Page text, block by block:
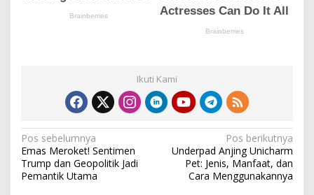
Ikuti Kami
N
a
v
Pos sebelumnya
Emas Meroket! Sentimen
Trump dan Geopolitik Jadi
Pemantik Utama
Pos berikutnya
Underpad Anjing Unicharm
Pet: Jenis, Manfaat, dan
Cara Menggunakannya